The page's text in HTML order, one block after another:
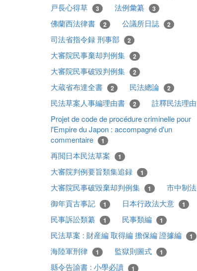
戸長心得草 3 法例彙纂 3
佛蘭西法律書 2 公議所日誌 2
司法省指令録 刑事部 2
大審院民事棄却判例集 2
大審院民事破毀判例集 2
大蔵省布達全書 2 民法總論 2
民法草案人事編理由書 2 註釋民法理由
Projet de code de procédure criminelle pour
l'Empire du Japon : accompagné d'un
commentaire
1
再閲日本民法草案 1
大審院判例要旨類集追録 1
大審院民事破毀棄却判例集 1 市中制法
御年貢古事記 1 日本行政法大意 1
民事訴訟類纂 1 民事類編 1
民法草案 : 財産編 取得編 擔保編 證據編 1
海陸軍刑律 1 監獄則圖式 1
縣令告諭書 : 小學必讀 1